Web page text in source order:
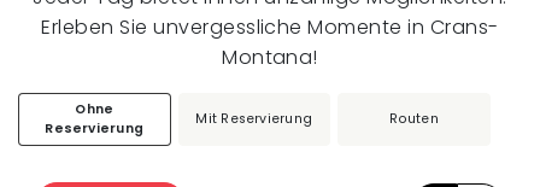
Erleben Sie unvergessliche Momente in Crans-
Montana!
Ohne
Reservierung
Mit Reservierung Routen